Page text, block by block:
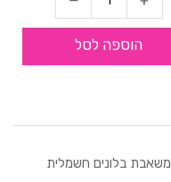
הוספה לסל
משאבת בלונים חשמלית